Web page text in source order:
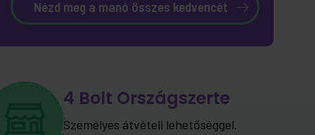
Nézd meg a manó összes kedvencét
4 Bolt Országszerte
Személyes átvételi lehetőséggel.